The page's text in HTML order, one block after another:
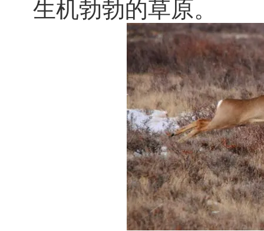
生机勃勃的草原。